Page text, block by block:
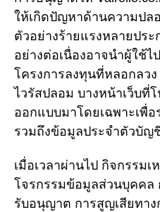
ให้เกิดปัญหาด้านความปล
ตัวอย่างร้ายแรงหลายปร
อย่างต่อเนื่องอาจนำผู้ใช้ไ
โครงการลงทุนที่หลอกล
ไวรัสปลอม บางหน้าเว็บที่
ออกแบบมาโดยเฉพาะเพื่
รวมถึงข้อมูลประจำตัวบัญ
เมื่อเวลาผ่านไป กิจกรรม
โจรกรรมข้อมูลส่วนบุคคล
รับอนุญาต การสูญเสียทาง